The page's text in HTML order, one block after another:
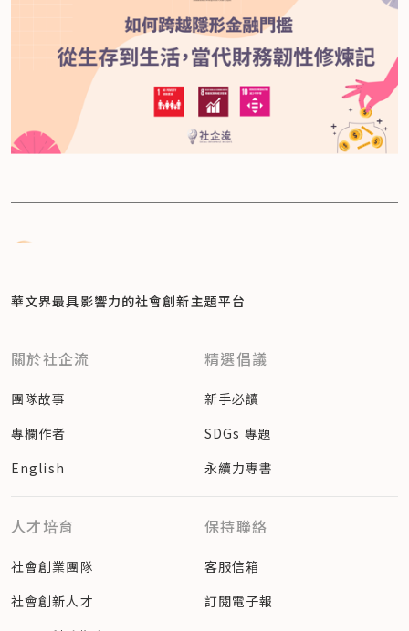
華文界最具影響力的社會創新主題平台
關於社企流
團隊故事
專欄作者
English
精選倡議
新手必讀
SDGs 專題
永續力專書
人才培育
社會創業團隊
社會創新人才
保持聯絡
客服信箱
訂閱電子報